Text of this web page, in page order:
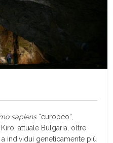
sapiens“europeo”,
attuale Bulgaria, oltre
individui geneticamente più